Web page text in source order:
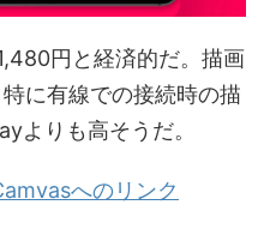
円と経済的だ。描画
に有線での接続時の描
よりも高そうだ。
へのリンク